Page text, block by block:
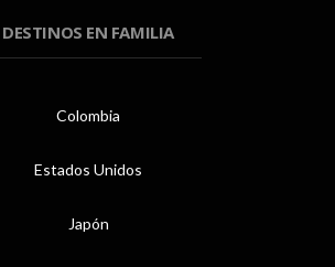
DESTINOS EN FAMILIA
Colombia
Estados Unidos
Japón